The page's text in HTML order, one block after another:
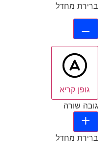
ברירת מחדל
גופן קריא
גובה שורה
ברירת מחדל